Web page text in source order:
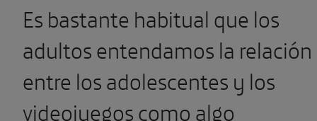
Es bastante habitual que los
adultos entendamos la relación
entre los adolescentes y los
videojuegos como algo